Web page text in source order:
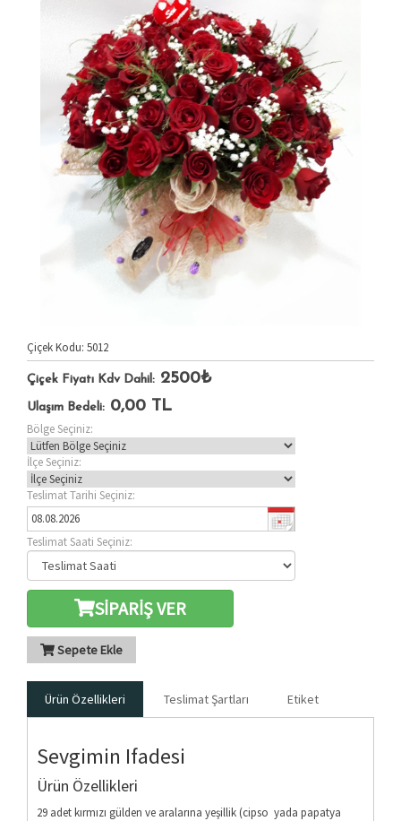
Çiçek Kodu: 5012
Çiçek Fiyatı Kdv Dahil: 2500₺
Ulaşım Bedeli: 0,00 TL
Bölge Seçiniz:
İlçe Seçiniz:
Teslimat Tarihi Seçiniz:
Teslimat Saati Seçiniz:
SİPARİŞ VER
Sepete Ekle
Ürün Özellikleri Teslimat Şartları Etiket
Sevgimin Ifadesi
Ürün Özellikleri
29 adet kırmızı gülden ve aralarına yeşillik (cipso yada papatya